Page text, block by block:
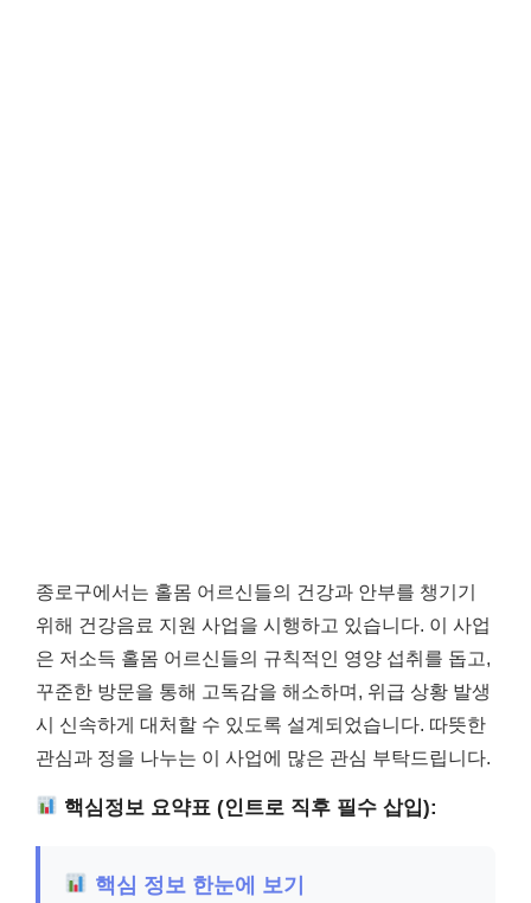
종로구에서는 홀몸 어르신들의 건강과 안부를 챙기기
위해 건강음료 지원 사업을 시행하고 있습니다. 이 사업
은 저소득 홀몸 어르신들의 규칙적인 영양 섭취를 돕고,
꾸준한 방문을 통해 고독감을 해소하며, 위급 상황 발생
시 신속하게 대처할 수 있도록 설계되었습니다. 따뜻한
관심과 정을 나누는 이 사업에 많은 관심 부탁드립니다.
핵심정보 요약표 (인트로 직후 필수 삽입):
핵심 정보 한눈에 보기